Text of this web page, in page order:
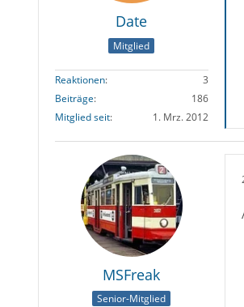
Date
Mitglied
Reaktionen
3
Beiträge
186
Mitglied seit
1. Mrz. 2012
MSFreak
Senior-Mitglied